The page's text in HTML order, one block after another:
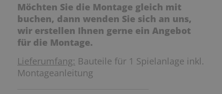
Möchten Sie die Montage gleich mit
buchen, dann wenden Sie sich an uns,
wir erstellen Ihnen gerne ein Angebot
für die Montage.
Lieferumfang: Bauteile für 1 Spielanlage inkl.
Montageanleitung